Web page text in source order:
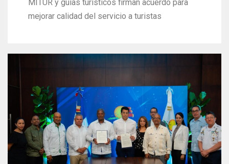
MITUR y guías turísticos firman acuerdo para
mejorar calidad del servicio a turistas